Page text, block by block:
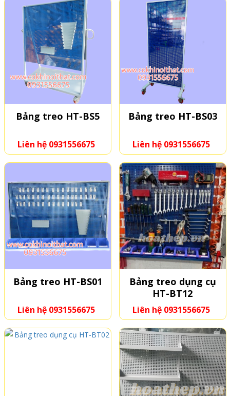
Bảng treo HT-BS5
Liên hệ 0931556675
Bảng treo HT-BS03
Liên hệ 0931556675
Bảng treo HT-BS01
Liên hệ 0931556675
Bảng treo dụng cụ
HT-BT12
Liên hệ 0931556675